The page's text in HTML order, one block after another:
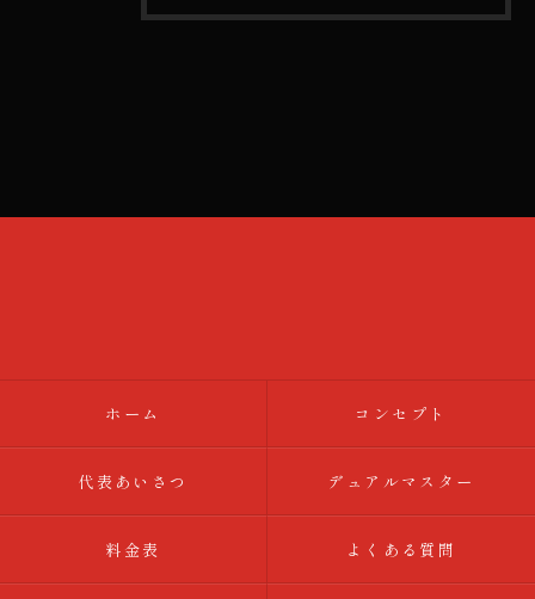
ホーム コンセプト
代表あいさつ デュアルマスター
料金表 よくある質問